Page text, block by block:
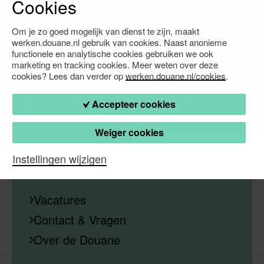
Cookies
Om je zo goed mogelijk van dienst te zijn, maakt
werken.douane.nl gebruik van cookies. Naast anonieme
functionele en analytische cookies gebruiken we ook
marketing en tracking cookies. Meer weten over deze
cookies? Lees dan verder opwerken.douane.nl/cookies.
Accepteer cookies
Weiger cookies
Instellingen wijzigen
Waarmee kunnen we je verder helpen?
Helaas! Deze pagina
is niet gevonden.
Vacatures
Contact & Vragen
Over de Douane